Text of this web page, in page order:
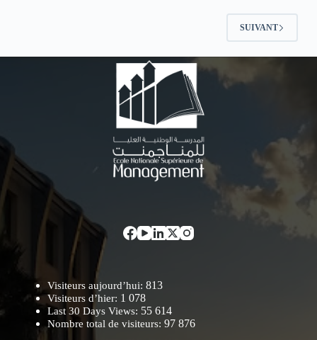
SUIVANT
Visiteurs aujourd’hui: 813
Visiteurs d’hier: 1 078
Last 30 Days Views: 55 614
Nombre total de visiteurs: 97 876